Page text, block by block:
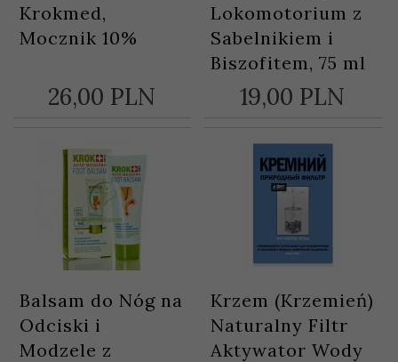
Krokmed,
Mocznik 10%
26,00 PLN
Lokomotorium z
Sabelnikiem i
Biszofitem, 75 ml
19,00 PLN
Balsam do Nóg na
Odciski i
Modzele z
Krzem (Krzemień)
Naturalny Filtr
Aktywator Wody